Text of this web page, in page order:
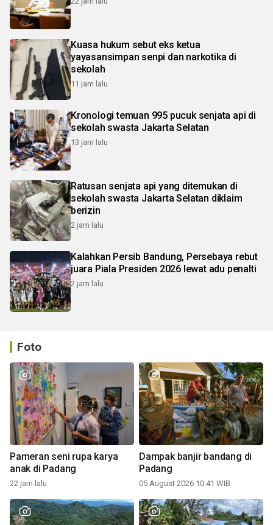
Kuasa hukum sebut eks ketua
yayasansimpan senpi dan narkotika di
sekolah
11 jam lalu
Kronologi temuan 995 pucuk senjata api di
sekolah swasta Jakarta Selatan
13 jam lalu
Ratusan senjata api yang ditemukan di
sekolah swasta Jakarta Selatan diklaim
berizin
2 jam lalu
Kalahkan Persib Bandung, Persebaya rebut
juara Piala Presiden 2026 lewat adu penalti
2 jam lalu
Foto
Pameran seni rupa karya
anak di Padang
22 jam lalu
Dampak banjir bandang di
Padang
05 August 2026 10:41 WIB